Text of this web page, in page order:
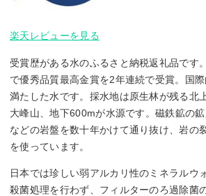
楽天レビューを見る
受賞歴がある水のふるさと納税返礼品です
で優秀品質最高金賞を2年連続で受賞。国
満たした水です。採水地は原生林が残る北
大峰山、地下600mが水源です。磁鉄鉱の
などの岩盤を数十年かけて通り抜け、岩の
を使っています。
日本では珍しい弱アルカリ性のミネラルウ
殺菌処理を行わず、フィルターのろ過除菌